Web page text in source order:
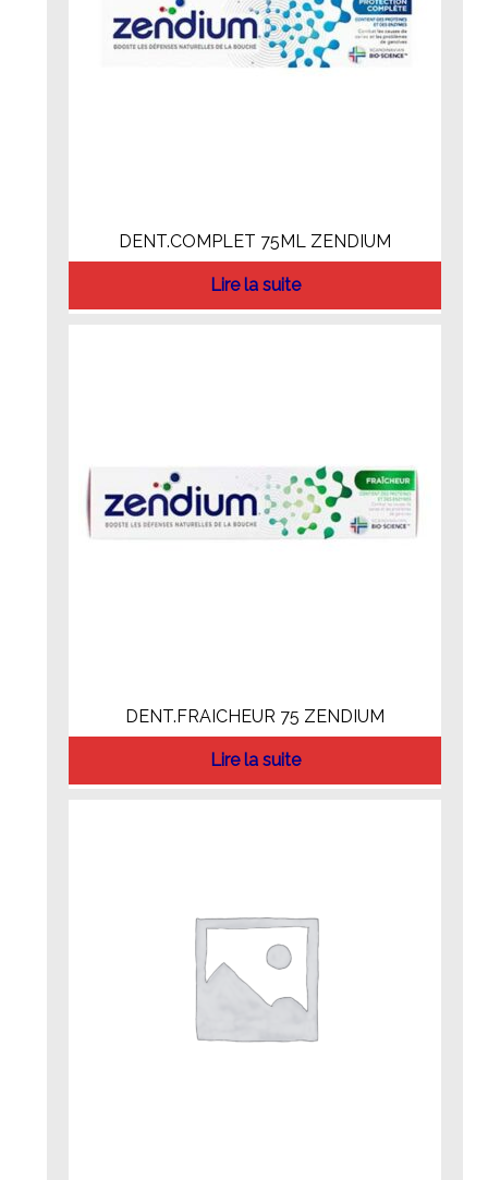
DENT.COMPLET 75ML ZENDIUM
Lire la suite
DENT.FRAICHEUR 75 ZENDIUM
Lire la suite